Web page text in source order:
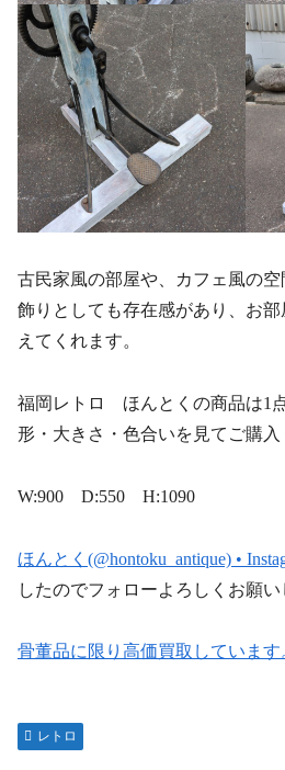
古民家風の部屋や、カフェ風の空
飾りとしても存在感があり、お
えてくれます。
福岡レトロ ほんとくの商品は1
形・大きさ・色合いを見てご購入
W:900 D:550 H:1090
ほんとく(@hontoku_antique) •
したのでフォローよろしくお願い
骨董品に限り高価買取しています
レトロ